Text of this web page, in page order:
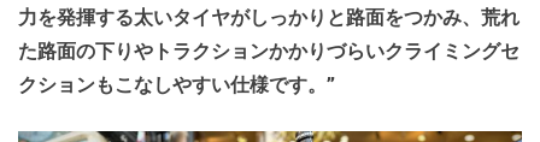
力を発揮する太いタイヤがしっかりと路面をつかみ、荒れ
た路面の下りやトラクションかかりづらいクライミングセ
クションもこなしやすい仕様です。”